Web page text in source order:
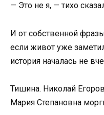
— Это не я, — тихо
И от собственной
если живот уже
история началась не
Тишина. Николай
Мария Степановна